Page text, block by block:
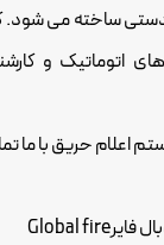
ساخته می شود.
اتوماتیک و
اعلام حریقبا ما